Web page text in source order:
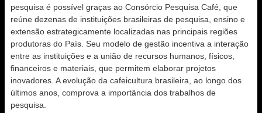
pesquisa é possível graças ao Consórcio Pesquisa Café, que
reúne dezenas de instituições brasileiras de pesquisa, ensino e
extensão estrategicamente localizadas nas principais regiões
produtoras do País. Seu modelo de gestão incentiva a interação
entre as instituições e a união de recursos humanos, físicos,
financeiros e materiais, que permitem elaborar projetos
inovadores. A evolução da cafeicultura brasileira, ao longo dos
últimos anos, comprova a importância dos trabalhos de
pesquisa.